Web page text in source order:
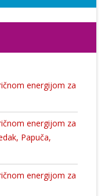
energijom za
energijom za
Papuča,
energijom za